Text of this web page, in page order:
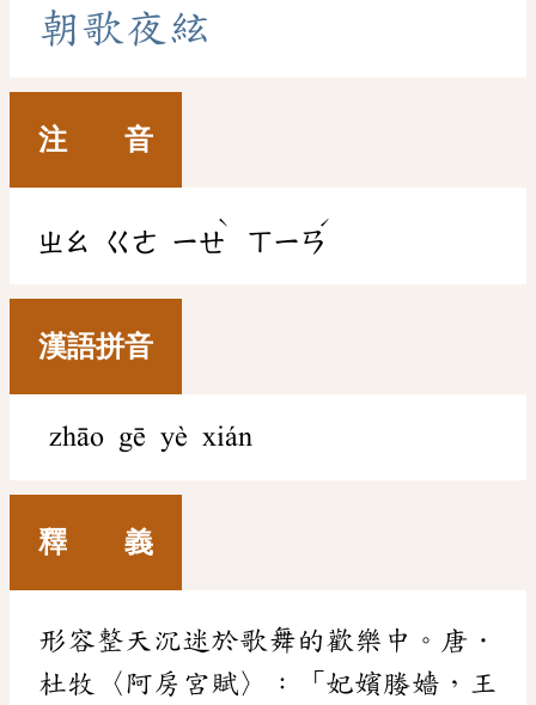
朝歌夜 絃
注 音
ㄓㄠ ㄍㄜ ㄧㄝ
ˋ
ㄒㄧㄢ
ˊ
漢語拼音
zhāo gē yè xián
釋 義
形容整天沉迷於歌舞的歡樂中。唐．
杜牧〈阿房宮賦〉：「妃嬪媵嬙，王